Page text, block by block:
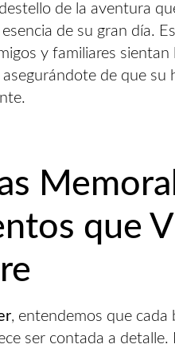
de la aventura
de su gran día.
y familiares
de que su
que
, entendemos que
ser contada a